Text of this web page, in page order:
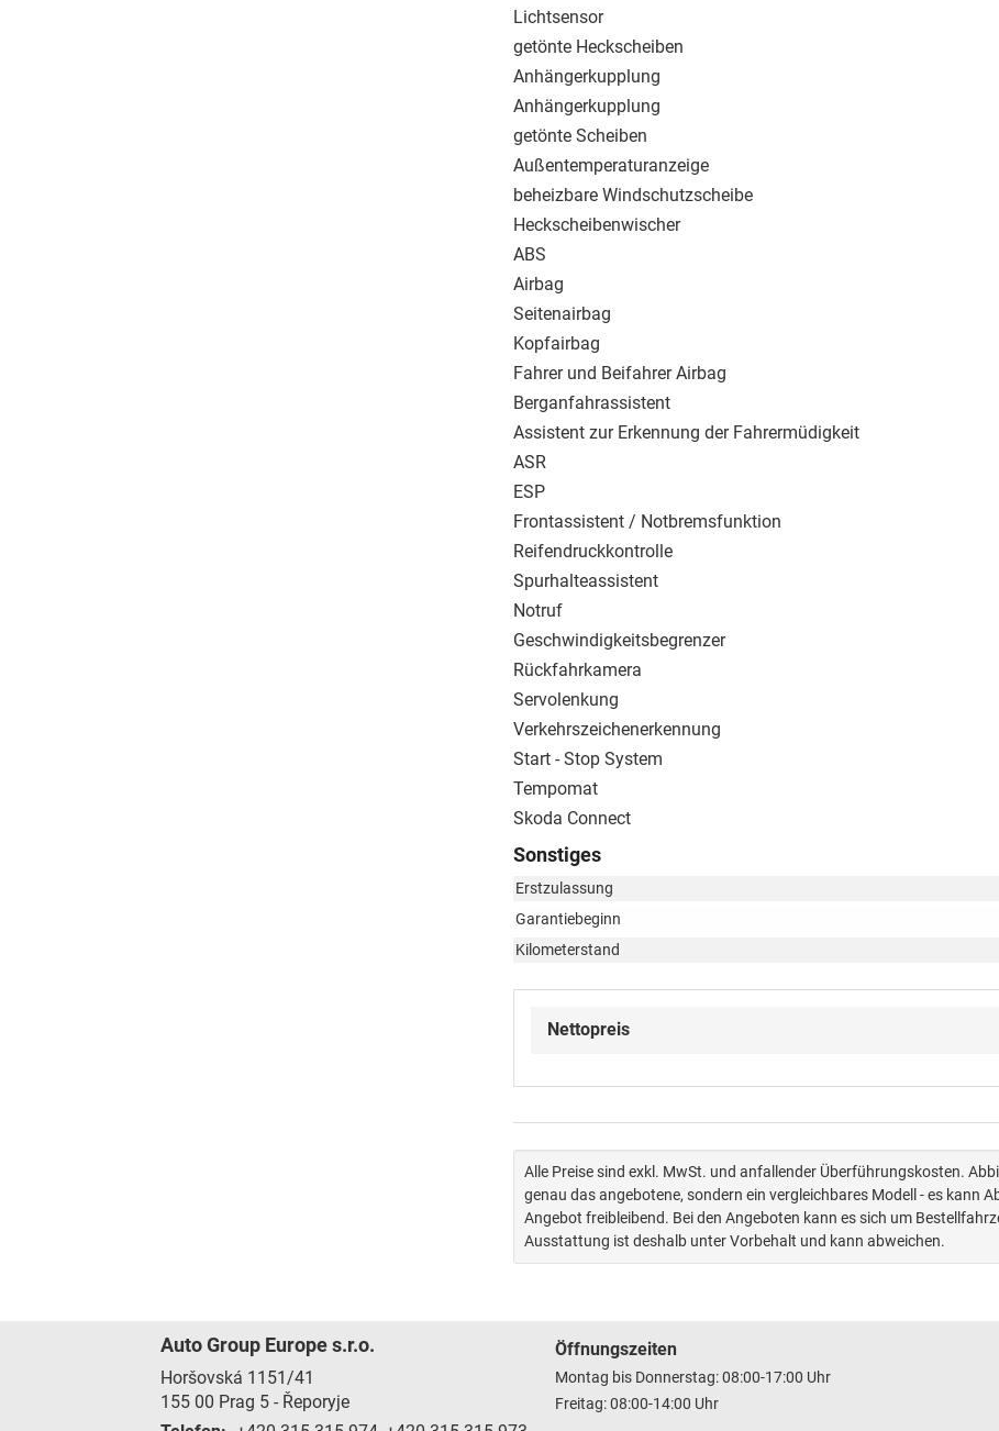
Lichtsensor
getönte Heckscheiben
Anhängerkupplung
Anhängerkupplung
getönte Scheiben
Außentemperaturanzeige
beheizbare Windschutzscheibe
Heckscheibenwischer
ABS
Airbag
Seitenairbag
Kopfairbag
Fahrer und Beifahrer Airbag
Berganfahrassistent
Assistent zur Erkennung der Fahrermüdigkeit
ASR
ESP
Frontassistent / Notbremsfunktion
Reifendruckkontrolle
Spurhalteassistent
Notruf
Geschwindigkeitsbegrenzer
Rückfahrkamera
Servolenkung
Verkehrszeichenerkennung
Start - Stop System
Tempomat
Skoda Connect
Sonstiges
Erstzulassung
Garantiebeginn
Kilometerstand
Nettopreis
Alle Preise sind exkl. MwSt. und anfallender Überführungskosten.
genau das angebotene, sondern ein vergleichbares Modell - es kann
Angebot freibleibend. Bei den Angeboten kann es sich um
Ausstattung ist deshalb unter Vorbehalt und kann abweichen.
Auto Group Europe s.r.o.
Horšovská 1151/41
155 00 Prag 5 - Řeporyje
Öffnungszeiten
Montag bis Donnerstag: 08:00-17:00 Uhr
Freitag: 08:00-14:00 Uhr